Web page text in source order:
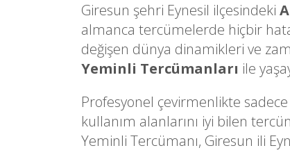
Giresun şehri Eynesil ilçesindeki
almanca tercümelerde hiçbir
değişen dünya dinamikleri ve
Yeminli Tercümanları ile
Profesyonel çevirmenlikte
kullanım alanlarını iyi bilen
Yeminli Tercümanı, Giresun ili